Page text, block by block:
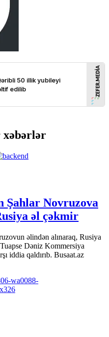
xəbərlər
Şahlar Novruzova
əl çəkmir
əlindən alınaraq, Rusiya
Dəniz Kommersiya
iddia qaldırıb. Busaat.az